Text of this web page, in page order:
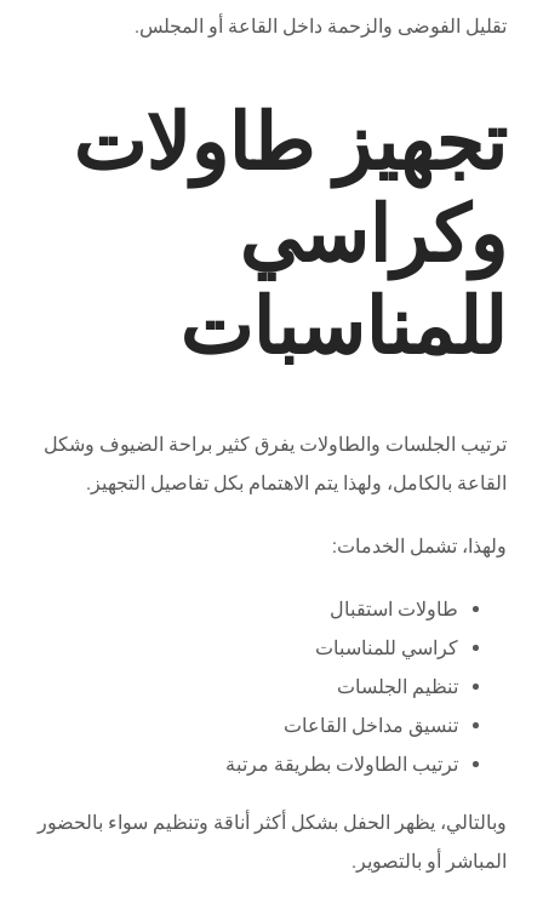
تقليل الفوضى والزحمة داخل القاعة أو المجلس.
تجهيز طاولات
وكراسي
للمناسبات
ترتيب الجلسات والطاولات يفرق كثير براحة الضيوف وشكل
القاعة بالكامل، ولهذا يتم الاهتمام بكل تفاصيل التجهيز.
ولهذا، تشمل الخدمات:
طاولات استقبال
كراسي للمناسبات
تنظيم الجلسات
تنسيق مداخل القاعات
ترتيب الطاولات بطريقة مرتبة
وبالتالي، يظهر الحفل بشكل أكثر أناقة وتنظيم سواء بالحضور
المباشر أو بالتصوير.